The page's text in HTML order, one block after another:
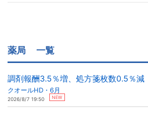
薬局 一覧
調剤報酬3.5％増、処方箋枚数0.5％減
クオールHD・6月
2026/8/7 19:50 NEW